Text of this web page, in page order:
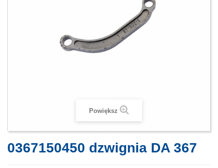
Powiększ
0367150450 dzwignia DA 367